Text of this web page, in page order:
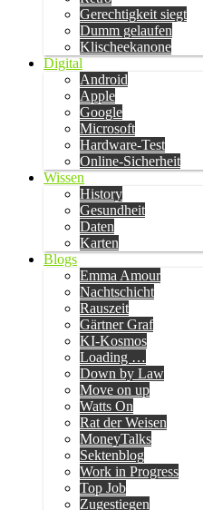
Gerechtigkeit siegt
Dumm gelaufen
Klischeekanone
Digital
Android
Apple
Google
Microsoft
Hardware-Test
Online-Sicherheit
Wissen
History
Gesundheit
Daten
Karten
Blogs
Emma Amour
Nachtschicht
Rauszeit
Gärtner Graf
KI-Kosmos
Loading …
Down by Law
Move on up
Watts On
Rat der Weisen
MoneyTalks
Sektenblog
Work in Progress
Top Job
Zugestiegen